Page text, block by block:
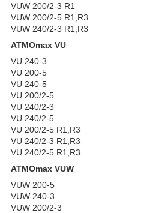
VUW 200/2-3 R1
VUW 200/2-5 R1,R3
VUW 240/2-3 R1,R3
ATMOmax VU
VU 240-3
VU 200-5
VU 240-5
VU 200/2-5
VU 240/2-3
VU 240/2-5
VU 200/2-5 R1,R3
VU 240/2-3 R1,R3
VU 240/2-5 R1,R3
ATMOmax VUW
VUW 200-5
VUW 240-3
VUW 200/2-3